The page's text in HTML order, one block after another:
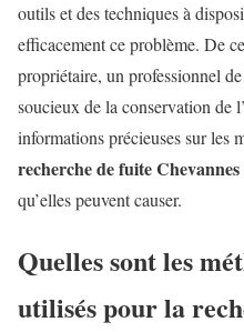
outils et des techniques à
efficacement ce problème. De
propriétaire, un professionnel
soucieux de la conservation de
informations précieuses sur les
recherche de fuite Chevannes
qu’elles peuvent causer.
Quelles sont les
utilisés pour la